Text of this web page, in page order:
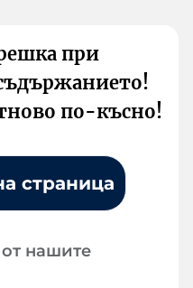
при
по-късно!
страница
нашите